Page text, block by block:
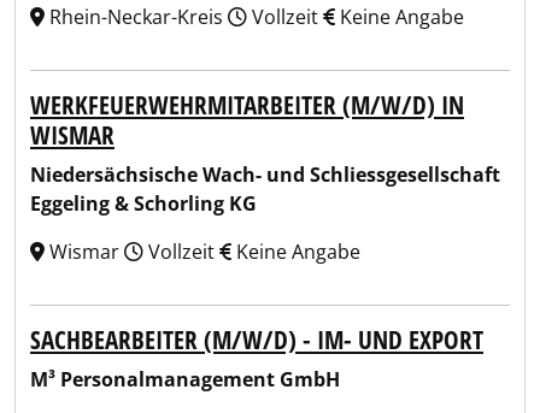
Rhein-Neckar-Kreis
Vollzeit Keine Angabe
WERKFEUERWEHRMITARBEITER (M/W/D) IN
WISMAR
Niedersächsische Wach- und Schliessgesellschaft
Eggeling & Schorling KG
Wismar
Vollzeit Keine Angabe
SACHBEARBEITER (M/W/D) - IM- UND EXPORT
M³ Personalmanagement GmbH